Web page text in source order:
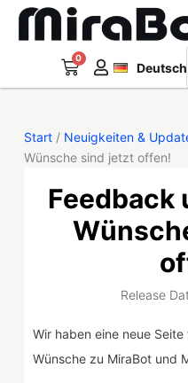
Zum
0
WarenkorbDeutsch
Français
日本語
Start/ Neuigkeiten &
Wünsche sind jetzt offen!
Feedback
Release
Wir haben eine neue
Wünsche zu MiraBot und